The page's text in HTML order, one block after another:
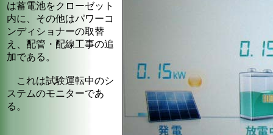
は蓄電池をクローゼット
内に、その他はパワーコ
ンディショナーの取替
え、配管・配線工事の追
加である。
これは試験運転中のシ
ステムのモニターであ
る。